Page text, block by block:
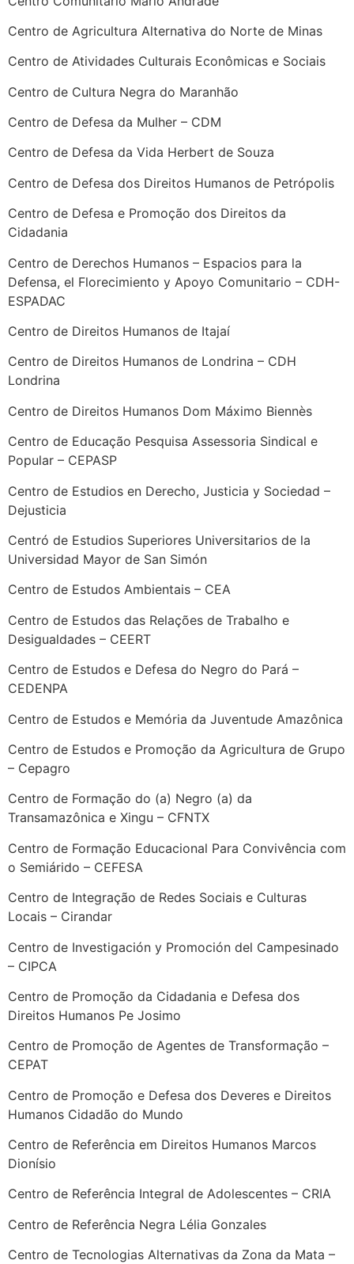
Centro de Agricultura Alternativa do Norte de Minas
Centro de Atividades Culturais Econômicas e Sociais
Centro de Cultura Negra do Maranhão
Centro de Defesa da Mulher – CDM
Centro de Defesa da Vida Herbert de Souza
Centro de Defesa dos Direitos Humanos de Petrópolis
Centro de Defesa e Promoção dos Direitos da
Cidadania
Centro de Derechos Humanos – Espacios para la
Defensa, el Florecimiento y Apoyo Comunitario – CDH-
ESPADAC
Centro de Direitos Humanos de Itajaí
Centro de Direitos Humanos de Londrina – CDH
Londrina
Centro de Direitos Humanos Dom Máximo Biennès
Centro de Educação Pesquisa Assessoria Sindical e
Popular – CEPASP
Centro de Estudios en Derecho, Justicia y Sociedad –
Dejusticia
Centró de Estudios Superiores Universitarios de la
Universidad Mayor de San Simón
Centro de Estudos Ambientais – CEA
Centro de Estudos das Relações de Trabalho e
Desigualdades – CEERT
Centro de Estudos e Defesa do Negro do Pará –
CEDENPA
Centro de Estudos e Memória da Juventude Amazônica
Centro de Estudos e Promoção da Agricultura de Grupo
– Cepagro
Centro de Formação do (a) Negro (a) da
Transamazônica e Xingu – CFNTX
Centro de Formação Educacional Para Convivência com
o Semiárido – CEFESA
Centro de Integração de Redes Sociais e Culturas
Locais – Cirandar
Centro de Investigación y Promoción del Campesinado
– CIPCA
Centro de Promoção da Cidadania e Defesa dos
Direitos Humanos Pe Josimo
Centro de Promoção de Agentes de Transformação –
CEPAT
Centro de Promoção e Defesa dos Deveres e Direitos
Humanos Cidadão do Mundo
Centro de Referência em Direitos Humanos Marcos
Dionísio
Centro de Referência Integral de Adolescentes – CRIA
Centro de Referência Negra Lélia Gonzales
Centro de Tecnologias Alternativas da Zona da Mata –